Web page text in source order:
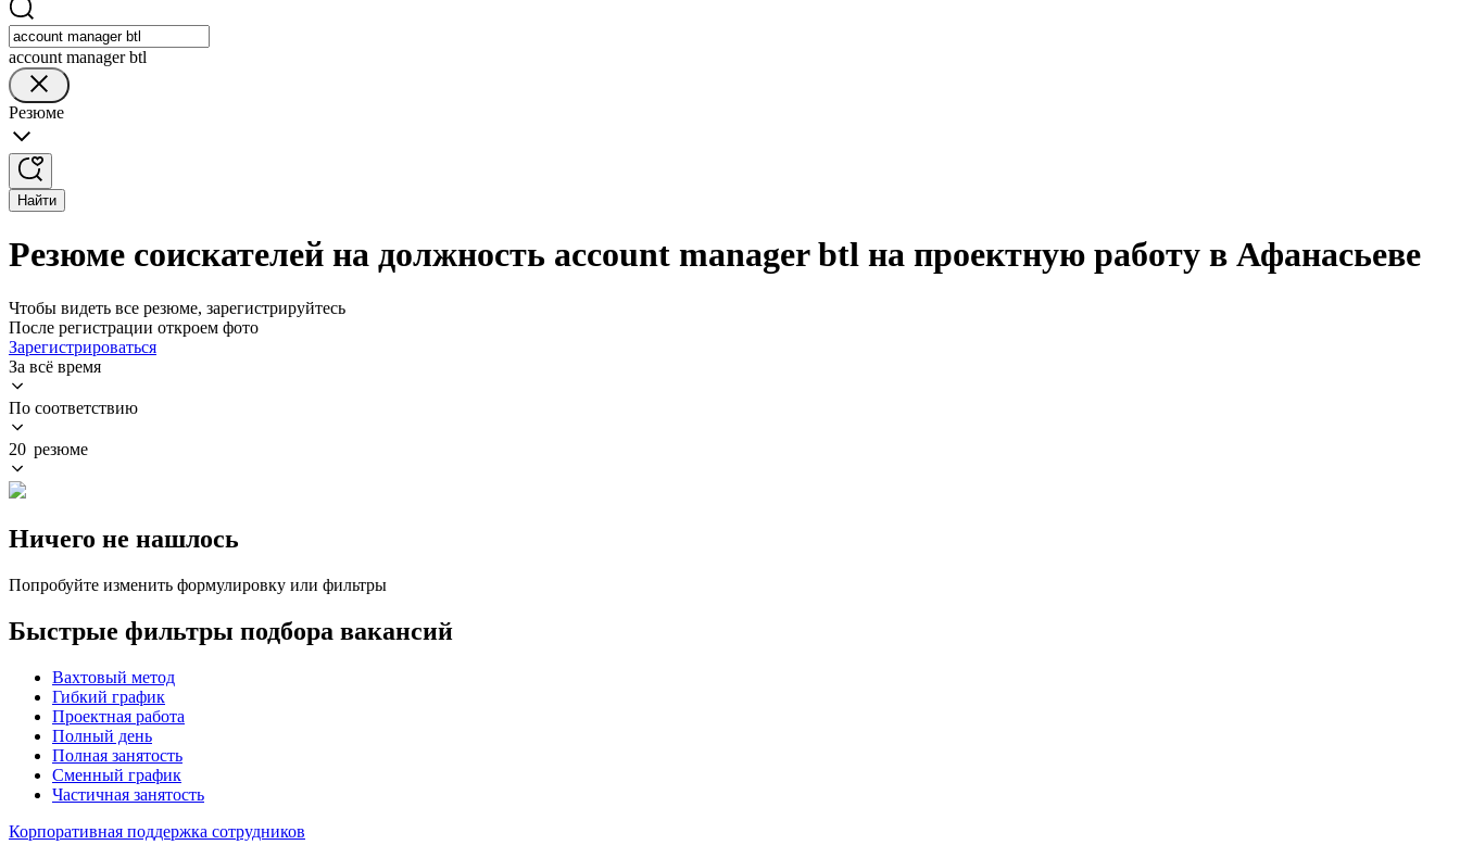
account manager btl
Резюме
Найти
Резюме соискателей на должность account manager btl на проектную работу в Афанасьеве
Чтобы видеть все резюме, зарегистрируйтесь
После регистрации откроем фото
Зарегистрироваться
За всё время
По соответствию
20 резюме
Ничего не нашлось
Попробуйте изменить формулировку или фильтры
Быстрые фильтры подбора вакансий
Вахтовый метод
Гибкий график
Проектная работа
Полный день
Полная занятость
Сменный график
Частичная занятость
Корпоративная поддержка сотрудников